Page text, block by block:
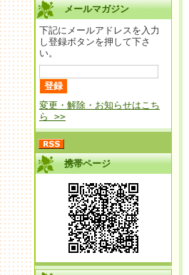
メールマガジン
下記にメールアドレスを入力
し登録ボタンを押して下さ
い。
変更・解除・お知らせはこち
ら >>
携帯ページ